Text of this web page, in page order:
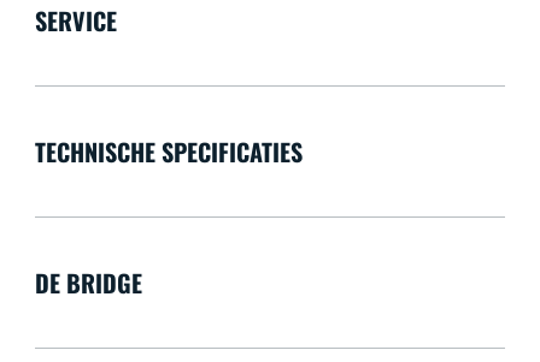
SERVICE
TECHNISCHE SPECIFICATIES
DE BRIDGE